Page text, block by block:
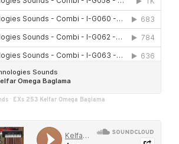
· EXs 253 Kelfar Omega Baglama